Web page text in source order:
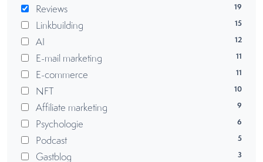
Reviews 19
Linkbuilding 15
AI 12
E-mail marketing 11
E-commerce 11
NFT 10
Affiliate marketing 9
Psychologie 6
Podcast 5
Gastblog 3